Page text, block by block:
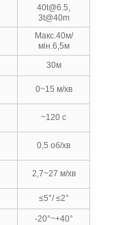
40t@6.5,
3t@40m
Макс.40м/
мін.6,5м
30м
0~15 м/хв
~120 с
0,5 об/хв
2,7~27 м/хв
≤5°/ ≤2°
-20°~+40°